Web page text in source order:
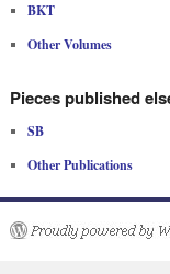
BKT
Other Volumes
Pieces published
SB
Other Publications